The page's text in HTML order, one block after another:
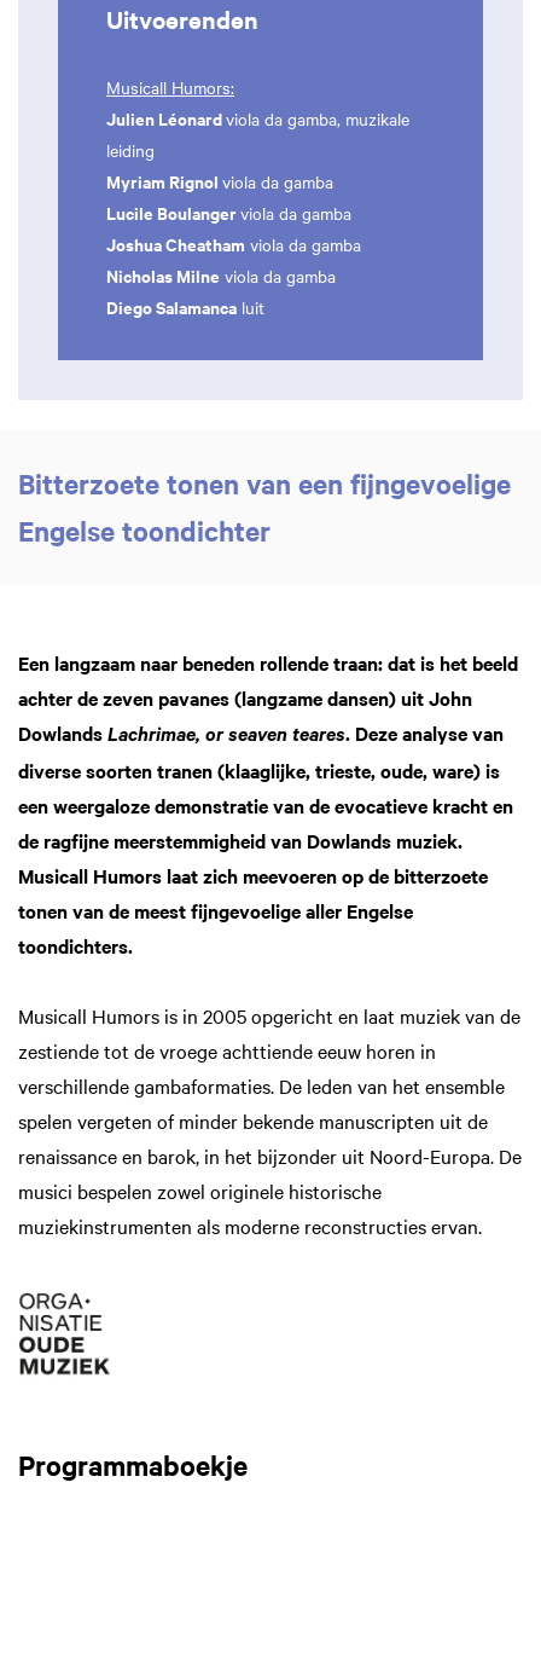
Uitvoerenden
Musicall Humors:
Julien Léonardviola da gamba, muzikale
leiding
Myriam Rignol viola da gamba
Lucile Boulangerviola da gamba
Joshua Cheatham viola da gamba
Nicholas Milne viola da gamba
Diego Salamanca luit
Bitterzoete tonen van een fijngevoelige
Engelse toondichter
Een langzaam naar beneden rollende traan: dat is het beeld
achter de zeven pavanes (langzame dansen) uit John
Dowlands Lachrimae, or seaven teares. Deze analyse van
diverse soorten tranen (klaaglijke, trieste, oude, ware) is
een weergaloze demonstratie van de evocatieve kracht en
de ragfijne meerstemmigheid van Dowlands muziek.
Musicall Humors laat zich meevoeren op de bitterzoete
tonen van de meest fijngevoelige aller Engelse
toondichters.
Musicall Humors is in 2005 opgericht en laat muziek van de
zestiende tot de vroege achttiende eeuw horen in
verschillende gambaformaties. De leden van het ensemble
spelen vergeten of minder bekende manuscripten uit de
renaissance en barok, in het bijzonder uit Noord-Europa. De
musici bespelen zowel originele historische
muziekinstrumenten als moderne reconstructies ervan.
Programmaboekje